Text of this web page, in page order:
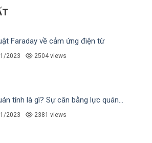
Faraday về cảm ứng điện từ
2023 2504 views
tính là gì? Sự cân bằng lực quán...
2023 2381 views